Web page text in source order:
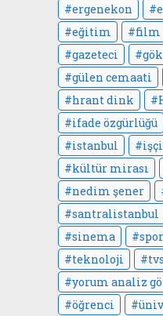
ergenekon
eğitim
film
gazeteci
gülen cemaati
hrant dink
ifade özgürlüğü
istanbul
işçi
kültür mirası
nedim şener
santralistanbul
sinema
spor
teknoloji
yorum analiz
öğrenci